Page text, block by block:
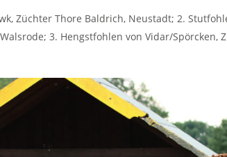
Züchter Thore Baldrich, Neustadt; 2.
3. Hengstfohlen von Vidar/Spörcken,